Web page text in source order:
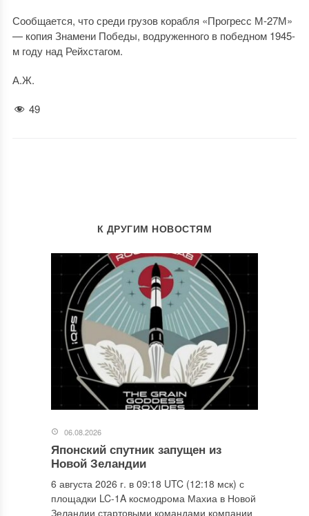
Сообщается, что среди грузов корабля «Прогресс М-27М»
— копия Знамени Победы, водруженного в победном 1945-
м году над Рейхстагом.
А.Ж.
49
К ДРУГИМ НОВОСТЯМ
06.08.2026
Японский спутник запущен из
Новой Зеландии
6 августа 2026 г. в 09:18 UTC (12:18 мск) с
площадки LC-1A космодрома Махиа в Новой
Зеландии стартовыми командами компании